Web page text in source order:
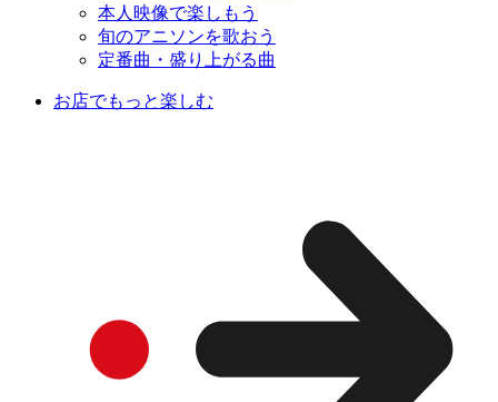
本人映像で楽しもう
旬のアニソンを歌おう
定番曲・盛り上がる曲
お店でもっと楽しむ